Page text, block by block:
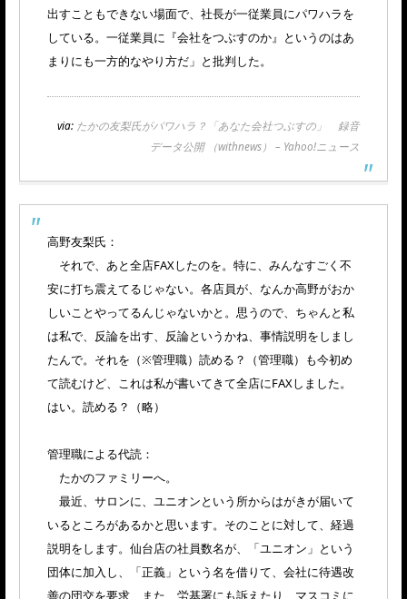
出すこともできない場面で、社長が一従業員にパワハラを
している。一従業員に『会社をつぶすのか』というのはあ
まりにも一方的なやり方だ」と批判した。
via: たかの友梨氏がパワハラ？「あなた会社つぶすの」 録音
データ公開 （withnews） – Yahoo!ニュース
高野友梨氏：
それで、あと全店FAXしたのを。特に、みんなすごく不
安に打ち震えてるじゃない。各店員が、なんか高野がおか
しいことやってるんじゃないかと。思うので、ちゃんと私
は私で、反論を出す、反論というかね、事情説明をしまし
たんで。それを（※管理職）読める？（管理職）も今初め
て読むけど、これは私が書いてきて全店にFAXしました。
はい。読める？（略）
管理職による代読：
たかのファミリーへ。
最近、サロンに、ユニオンという所からはがきが届いて
いるところがあるかと思います。そのことに対して、経過
説明をします。仙台店の社員数名が、「ユニオン」という
団体に加入し、「正義」という名を借りて、会社に待遇改
善の団交を要求、また、労基署にも訴えたり、マスコミに